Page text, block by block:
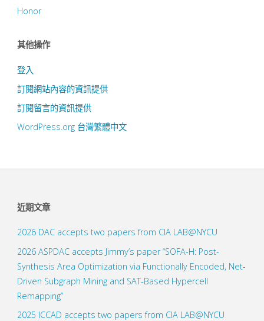
Honor
其他操作
登入
訂閱網站內容的資訊提供
訂閱留言的資訊提供
WordPress.org 台灣繁體中文
近期文章
2026 DAC accepts two papers from CIA LAB@NYCU
2026 ASPDAC accepts Jimmy’s paper “SOFA-H: Post-
Synthesis Area Optimization via Functionally Encoded, Net-
Driven Subgraph Mining and SAT-Based Hypercell
Remapping”
2025 ICCAD accepts two papers from CIA LAB@NYCU